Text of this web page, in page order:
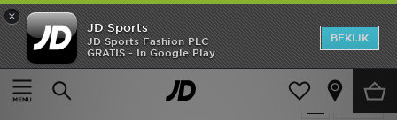
×
JD Sports
JD Sports Fashion PLC
GRATIS - In Google Play
BEKIJK
Thuis
Nike T-Shirts
Producten 289
New In
Heren